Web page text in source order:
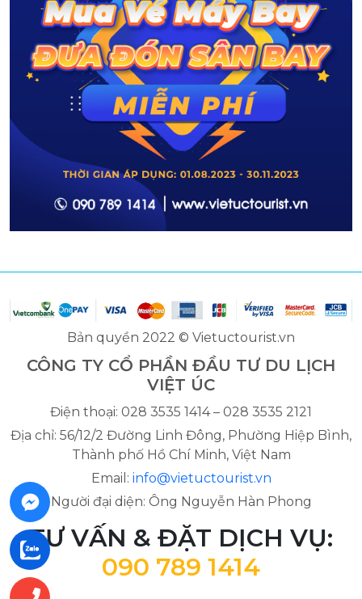
Bản quyền 2022 © Vietuctourist.vn
CÔNG TY CỔ PHẦN ĐẦU TƯ DU LỊCH
VIỆT ÚC
Điện thoại: 028 3535 1414 – 028 3535 2121
Địa chỉ: 56/12/2 Đường Linh Đông, Phường Hiệp Bình,
Thành phố Hồ Chí Minh, Việt Nam
Email: info@vietuctourist.vn
Người đại diện: Ông Nguyễn Hàn Phong
TƯ VẤN & ĐẶT DỊCH VỤ:
090 789 1414